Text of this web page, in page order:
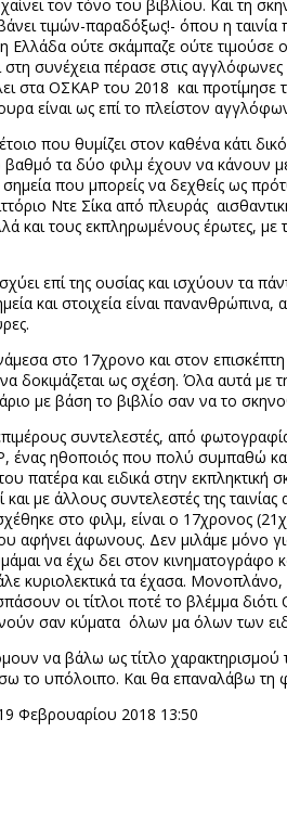
τον τόνο του βιβλίου. Και τη
τιμών-παραδόξως!- όπου η
Ελλάδα ούτε σκάμπαζε ούτε τιμούσε
στη συνέχεια πέρασε στις
στα ΟΣΚΑΡ του 2018 και προτίμησε
είναι ως επί το πλείστον
που θυμίζει στον καθένα κάτι
τα δύο φιλμ έχουν να κάνουν
που μπορείς να δεχθείς ως
Ντε Σίκα από πλευράς
και τους εκπληρωμένους έρωτες,
επί της ουσίας και ισχύουν
και στοιχεία είναι
ανάμεσα στο 17χρονο και στον
δοκιμάζεται ως σχέση. Όλα αυτά με
με βάση το βιβλίο σαν να το
συντελεστές, από
ηθοποιός που πολύ συμπαθώ και
και ειδικά στην εκπληκτική
με άλλους συντελεστές της
στο φιλμ, είναι ο 17χρονος
αφήνει άφωνους. Δεν μιλάμε μόνο
να έχω δει στον κινηματογράφο
κυριολεκτικά τα έχασα.
οι τίτλοι ποτέ το βλέμμα
σαν κύματα όλων μα όλων των
να βάλω ως τίτλο χαρακτηρισμού
το υπόλοιπο. Και θα επαναλάβω τη
Φεβρουαρίου 2018 13:50